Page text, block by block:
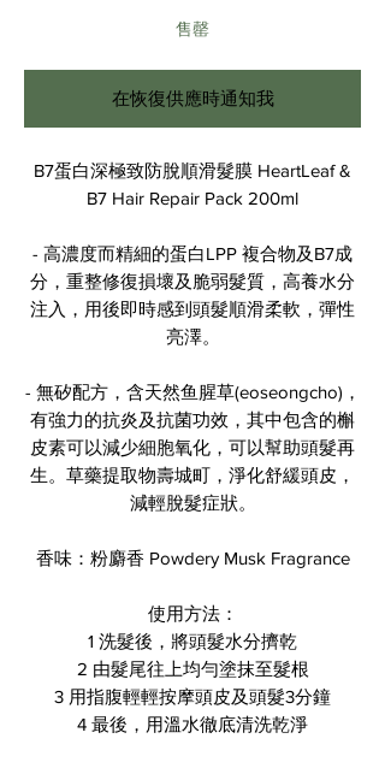
格
售罄
在恢復供應時通知我
B7蛋白深極致防脫順滑髮膜 HeartLeaf &
B7 Hair Repair Pack 200ml
- 高濃度而精細的蛋白LPP 複合物及B7成
分，重整修復損壞及脆弱髮質，高養水分
注入，用後即時感到頭髮順滑柔軟，彈性
亮澤。
- 無矽配方，含天然鱼腥草(eoseongcho)，
有強力的抗炎及抗菌功效，其中包含的槲
皮素可以減少細胞氧化，可以幫助頭髮再
生。草藥提取物壽城町，淨化舒緩頭皮，
減輕脫髮症狀。
香味：粉麝香 Powdery Musk Fragrance
使用方法：
1 洗髮後，將頭髮水分擠乾
2 由髮尾往上均勻塗抹至髮根
3 用指腹輕輕按摩頭皮及頭髮3分鐘
4 最後，用溫水徹底清洗乾淨